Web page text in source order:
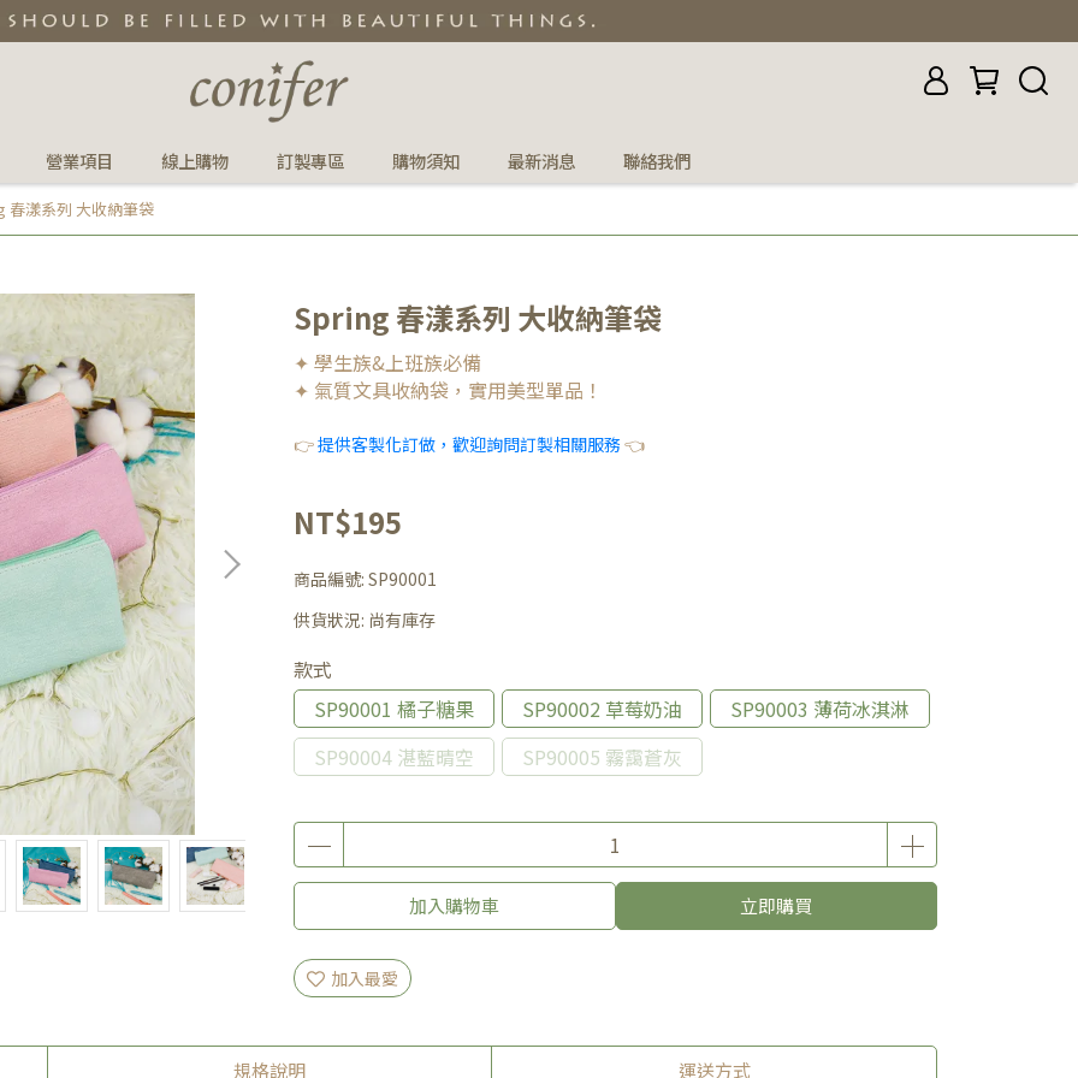
營業項目 線上購物 訂製專區 購物須知 最新消息 聯絡我們
春漾系列 大收納筆袋
Spring 春漾系列 大收納筆袋
✦ 學生族&上班族必備
✦ 氣質文具收納袋，實用美型單品！
👉提供客製化訂做，歡迎詢問訂製相關服務 👈
NT$195
商品編號: SP90001
供貨狀況: 尚有庫存
款式
SP90001 橘子糖果
SP90002 草莓奶油
SP90003 薄荷冰淇淋
SP90004 湛藍晴空
SP90005 霧靄蒼灰
加入購物車 立即購買
加入最愛
規格說明 運送方式